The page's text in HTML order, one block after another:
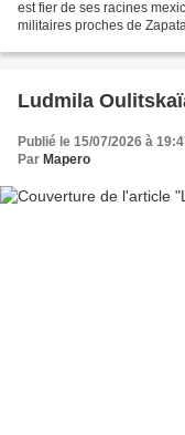
est fier de ses racines
militaires proches de
Ludmila
Publié le 15/07/2026 à
Par Mapero